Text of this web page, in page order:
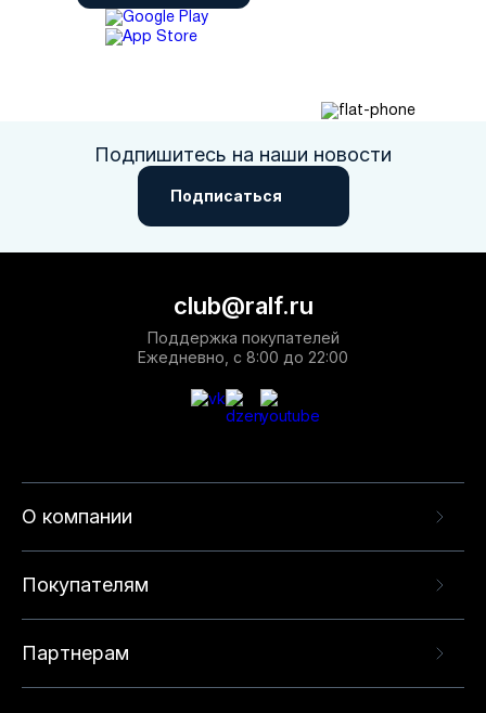
Подпишитесь на наши новости
Подписаться
О компании
Покупателям
Партнерам
club@ralf.ru
Поддержка покупателей
Ежедневно, с 8:00 до 22:00